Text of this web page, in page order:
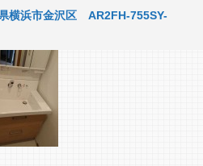
横浜市金沢区 AR2FH-755SY-